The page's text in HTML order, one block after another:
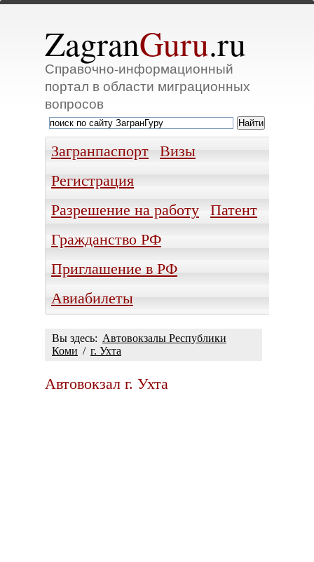
ZagranGuru.ru
Справочно-информационный
портал в области миграционных
вопросов
Загранпаспорт
Визы
Регистрация
Разрешение на работу
Патент
Гражданство РФ
Приглашение в РФ
Авиабилеты
Вы здесь: Автовокзалы Республики
Коми / г. Ухта
Автовокзал г. Ухта